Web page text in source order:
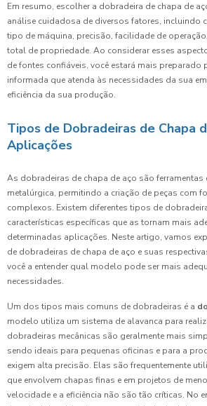
Em resumo, escolher a dobradeira de chapa de
análise cuidadosa de diversos fatores, incluindo
tipo de máquina, precisão, facilidade de
total de propriedade. Ao considerar esses
de fontes confiáveis, você estará mais preparado
informada que atenda às necessidades da sua
eficiência da sua produção.
Tipos de Dobradeiras de Chapa
Aplicações
As dobradeiras de chapa de aço são ferramentas
metalúrgica, permitindo a criação de peças com
complexos. Existem diferentes tipos de
características específicas que as tornam mais
determinadas aplicações. Neste artigo, vamos
de dobradeiras de chapa de aço e suas
você a entender qual modelo pode ser mais
necessidades.
Um dos tipos mais comuns de dobradeiras é a
modelo utiliza um sistema de alavanca para
dobradeiras mecânicas são geralmente mais
sendo ideais para pequenas oficinas e para a
exigem alta precisão. Elas são frequentemente
que envolvem chapas finas e em projetos de
velocidade e a eficiência não são tão críticas. No